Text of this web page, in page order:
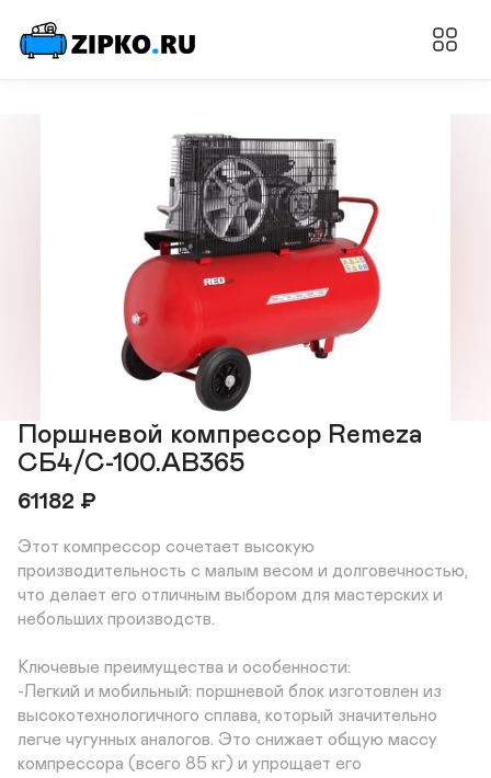
Поршневой компрессор Remeza
СБ4/С-100.АВ365
61182 ₽
Этот компрессор сочетает высокую
производительность с малым весом и долговечностью,
что делает его отличным выбором для мастерских и
небольших производств.
Ключевые преимущества и особенности:
-Легкий и мобильный: поршневой блок изготовлен из
высокотехнологичного сплава, который значительно
легче чугунных аналогов. Это снижает общую массу
компрессора (всего 85 кг) и упрощает его